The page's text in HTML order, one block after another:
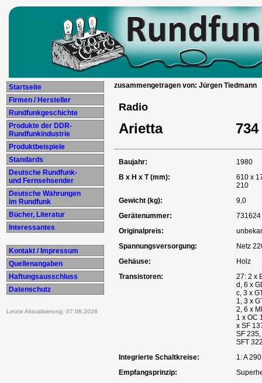
Startseite
Firmen / Hersteller
Rundfunkgeschichte
Produkte der DDR-
Rundfunkindustrie
Produktbeispiele
Standards
Deutsche Rundfunk-
und Fernsehsender
Deutsche Währungen
im Rundfunk
Bücher, Literatur
Interessantes
Kontakt / Impressum
Quellenangaben
Haftungsausschluss
Datenschutz
Letzte Aktualisierung: 07.08.2026
zusammengetragen von: Jürgen Tiedmann
Radio
Arietta 734
Baujahr:
1980
B x H x T (mm):
610 x
210
Gewicht (kg):
9,0
Gerätenummer:
731624
Originalpreis:
Spannungsversorgung:
Netz
Gehäuse:
Holz
Transistoren:
27: 2 x
d, 6 x
c, 3 x
1, 3 x
2, 6 x
1 x OC
x SF
SF
SFT
Integrierte Schaltkreise:
1: A
Empfangsprinzip: